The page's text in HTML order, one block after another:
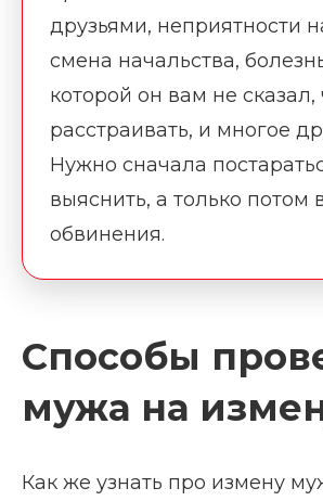
друзьями, неприятности
смена начальства,
которой он вам не сказал,
расстраивать, и многое
Нужно сначала
выяснить, а только потом
обвинения.
Способы
мужа на
Как же узнать про измену